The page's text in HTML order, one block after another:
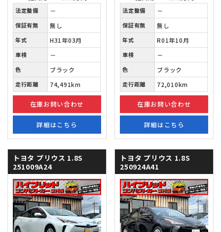
法定整備 －
保証有無 無し
年式 H31年03月
車検 －
色 ブラック
走行距離 74,491km
在庫お問い合わせ
詳細はこちら
法定整備 －
保証有無 無し
年式 R01年10月
車検 －
色 ブラック
走行距離 72,010km
在庫お問い合わせ
詳細はこちら
トヨタ プリウス 1.8S
251009A24
トヨタ プリウス 1.8S
250924A41